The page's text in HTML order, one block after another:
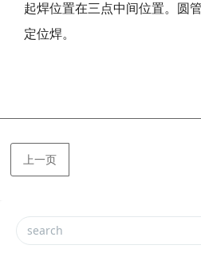
起焊位置在三点中间位置。圆
定位焊。
上一页